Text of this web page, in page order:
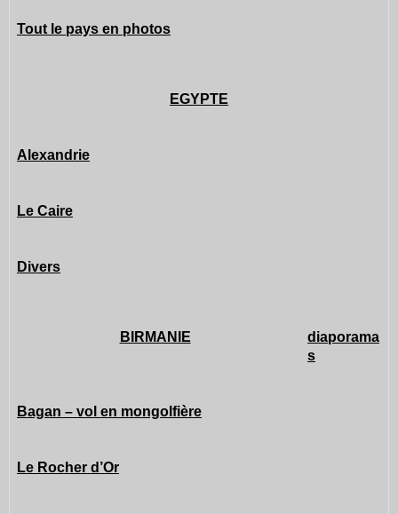
Tout le pays en photos
EGYPTE
Alexandrie
Le Caire
Divers
BIRMANIE
diaporama
s
Bagan – vol en mongolfière
Le Rocher d’Or